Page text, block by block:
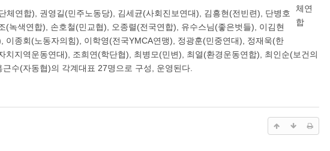
체연
합
체연합), 권영길(민주노동당), 김세균(사회진보연대), 김흥현(전빈련), 단병호
(녹색연합), 손호철(민교협), 오종렬(전국연합), 유수스님(좋은벗들), 이김현
이종회(노동자의힘), 이학영(전국YMCA연맹), 정광훈(민중연대), 정재욱(한
치지역운동연대), 조희연(학단협), 최병모(민변), 최열(환경운동연합), 최인순(보건의
수(자동협)의 각계대표 27명으로 구성, 운영된다.